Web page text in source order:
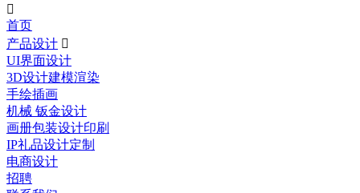

首页
产品设计 
UI界面设计
3D设计建模渲染
手绘插画
机械 钣金设计
画册包装设计印刷
IP礼品设计定制
电商设计
招聘